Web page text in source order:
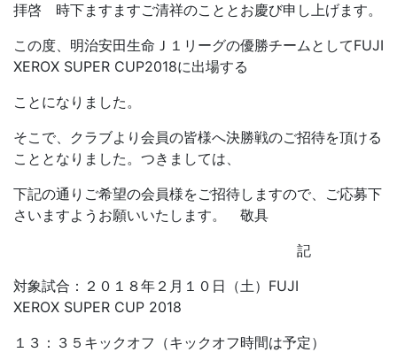
拝啓 時下ますますご清祥のこととお慶び申し上げます。
この度、明治安田生命Ｊ１リーグの優勝チームとしてFUJI
XEROX SUPER CUP2018に出場する
ことになりました。
そこで、クラブより会員の皆様へ決勝戦のご招待を頂ける
こととなりました。つきましては、
下記の通りご希望の会員様をご招待しますので、ご応募下
さいますようお願いいたします。 敬具
記
対象試合：２０１８年２月１０日（土）FUJI
XEROX SUPER CUP 2018
１３：３５キックオフ（キックオフ時間は予定）